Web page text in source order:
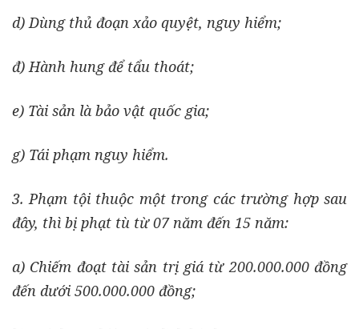
d) Dùng thủ đoạn xảo quyệt, nguy hiểm;
đ) Hành hung để tẩu thoát;
e) Tài sản là bảo vật quốc gia;
g) Tái phạm nguy hiểm.
3. Phạm tội thuộc một trong các trường hợp sau
đây, thì bị phạt tù từ 07 năm đến 15 năm:
a) Chiếm đoạt tài sản trị giá từ 200.000.000 đồng
đến dưới 500.000.000 đồng;